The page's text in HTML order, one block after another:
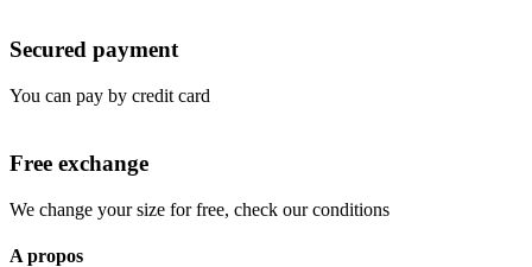
Secured payment
You can pay by credit card
Free exchange
We change your size for free, check our conditions
A propos